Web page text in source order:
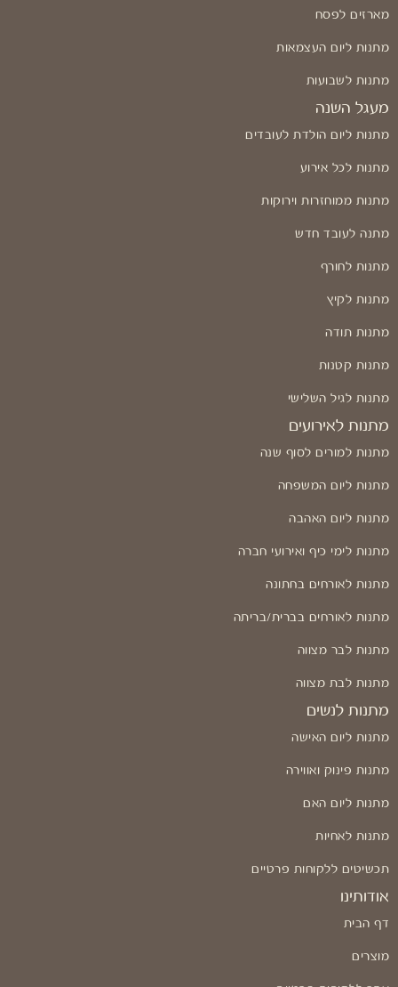
מארזים לפסח
מתנות ליום העצמאות
מתנות לשבועות
מעגל השנה
מתנות ליום הולדת לעובדים
מתנות לכל אירוע
מתנות ממוחזרות וירוקות
מתנה לעובד חדש
מתנות לחורף
מתנות לקיץ
מתנות תודה
מתנות קטנות
מתנות לגיל השלישי
מתנות לאירועים
מתנות למורים לסוף שנה
מתנות ליום המשפחה
מתנות ליום האהבה
מתנות לימי כיף ואירועי חברה
מתנות לאורחים בחתונה
מתנות לאורחים בברית/בריתה
מתנות לבר מצווה
מתנות לבת מצווה
מתנות לנשים
מתנות ליום האישה
מתנות פינוק ואווירה
מתנות ליום האם
מתנות לאחיות
תכשיטים ללקוחות פרטיים
אודותינו
דף הבית
מוצרים